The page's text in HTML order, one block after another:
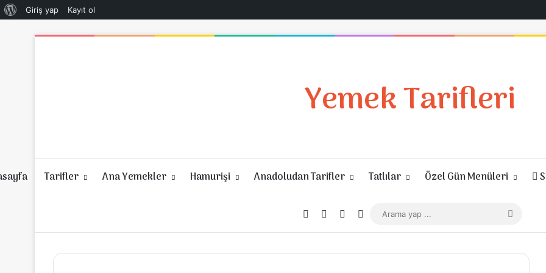
WordPress
Giriş yap Kayıt ol
Yemek Tarifleri
Tarifler Ana Yemekler Hamurişi Anadoludan Tarifler Tatlılar Özel Gün Menüleri
Giriş YapRastgele Makale
Kenar Bölmesi
Dış görünümü değiştir
yap
...